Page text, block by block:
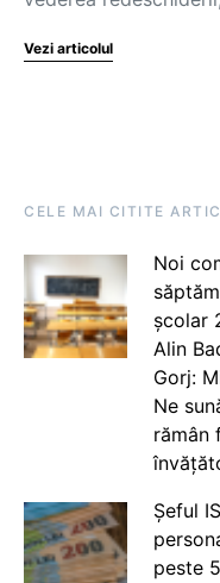
Vezi articolul
CELE MAI CITITE
Noi
școlar
Alin
Gorj:
Ne
rămân
Șeful
peste